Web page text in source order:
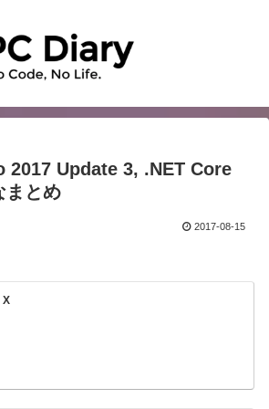
2017 Update 3, .NET Core
まとめ
2017-08-15
X